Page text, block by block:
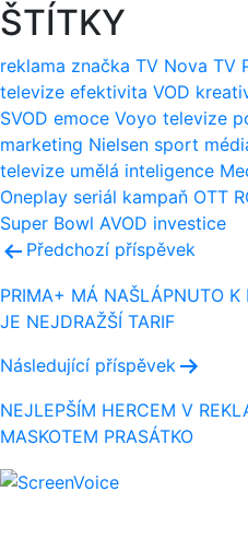
ŠTÍTKY
reklama značka TV Nova TV
televize efektivita VOD
SVOD emoce Voyo televize
marketing Nielsen sport
televize umělá inteligence
Oneplay seriál kampaň OTT
Super Bowl AVOD investice
Navigace
pro
příspěvek
Předchozí příspěvek
PRIMA+ MÁ NAŠLÁPNUTO
JE NEJDRAŽŠÍ TARIF
Následující příspěvek
NEJLEPŠÍM HERCEM V
MASKOTEM PRASÁTKO